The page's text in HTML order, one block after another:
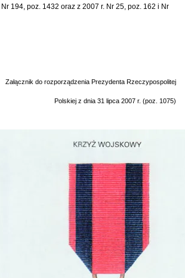
194, poz. 1432 oraz z 2007 r. Nr 25, poz. 162 i Nr
Załącznik do rozporządzenia Prezydenta Rzeczypospolitej
Polskiej z dnia 31 lipca 2007 r. (poz. 1075)